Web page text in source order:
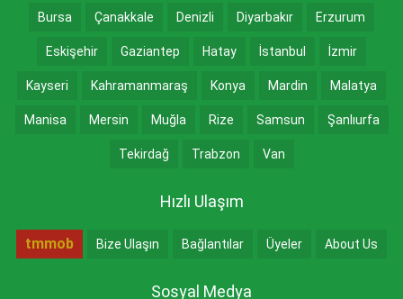
Bursa Çanakkale Denizli Diyarbakır Erzurum
Eskişehir Gaziantep Hatay İstanbul İzmir
Kayseri Kahramanmaraş Konya Mardin Malatya
Manisa Mersin Muğla Rize Samsun Şanlıurfa
Tekirdağ Trabzon Van
Hızlı Ulaşım
tmmob Bize Ulaşın Bağlantılar Üyeler About Us
Sosyal Medya